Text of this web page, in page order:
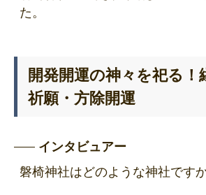
た。
開発開運の神々を祀る！
祈願・方除開運
インタビュアー
磐椅神社はどのような神社です